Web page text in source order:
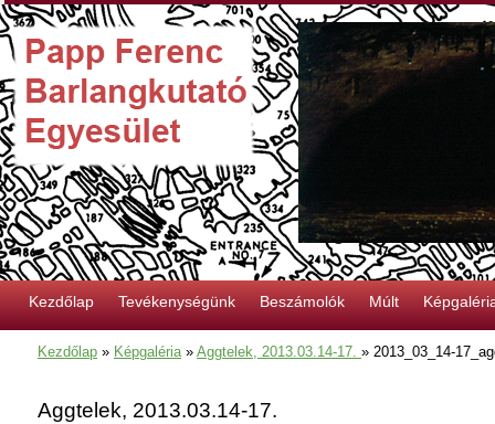
Kezdőlap Tevékenységünk Beszámolók Múlt
Kezdőlap » Képgaléria» Aggtelek, 2013.03.14-17. » 2013_03_14-
Aggtelek, 2013.03.14-17.